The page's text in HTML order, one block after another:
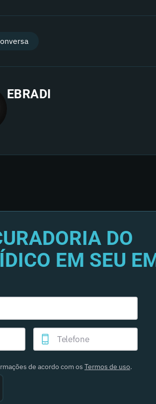
EBRADI
DO
EM SEU
de acordo com os Termos de uso.